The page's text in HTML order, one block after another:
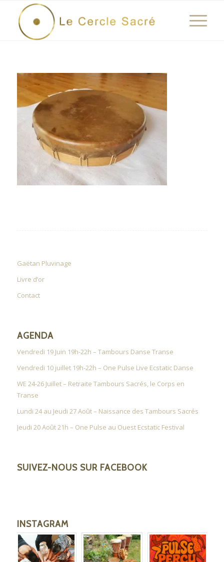
Gaëtan Pluvinage
Livre d’or
Contact
AGENDA
Vendredi 19 Juin 19h-22h – Tambours Danse Transe
Vendredi 10 juillet 19h-22h – One Pulse Live Ecstatic Danse
WE 24-26 Juillet – Retraite Tambours Sacrés, le Corps en
Transe
Lundi 24 au Jeudi 27 Août – Naissance des Tambours Sacrés
Jeudi 20 Août 21h – One Pulse au Ouest Ecstatic Festival
SUIVEZ-NOUS SUR FACEBOOK
INSTAGRAM